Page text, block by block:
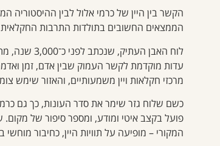
הקשר בין היין של כרמי אלול לבין ההיסטוריה
הממצאים החשובים בתולדות התרבות החקלאית
לוח האבן
עדות מוקדמת לקשר העמוק שבין אדם, זמן
מרכזי חקלאות ויין משמעותיים, והאזור שימש
כשם שלוח גזר שימר את סדר העונות, כך גם
פועל בקצב איטי ומודע, ומספר סיפור של מקום.
המקורי – מופיעה על תוויות היין, כחיבור מוחשי